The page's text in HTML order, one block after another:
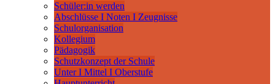
Schüler:in werden
Abschlüsse I Noten I Zeugnisse
Schulorganisation
Kollegium
Pädagogik
Schutzkonzept der Schule
Unter I Mittel I Oberstufe